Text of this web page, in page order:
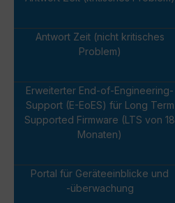
Antwort Zeit (nicht kritisches
Problem)
Erweiterter End-of-Engineering-
Support (E-EoES) für Long Term
Supported Firmware (LTS von 18
Monaten)
Portal für Geräteeinblicke und
-überwachung